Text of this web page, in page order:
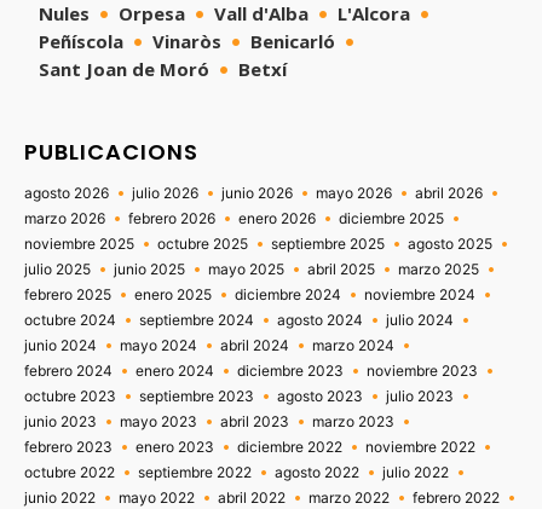
Nules
Orpesa Vall d'Alba
L'Alcora
Peñíscola
Vinaròs
Benicarló
Sant Joan de Moró
Betxí
PUBLICACIONS
agosto 2026 julio 2026 junio 2026 mayo 2026
abril 2026
marzo 2026
febrero 2026 enero 2026
diciembre 2025
noviembre 2025
octubre 2025 septiembre 2025
agosto 2025
julio 2025
junio 2025 mayo 2025 abril 2025
marzo 2025
febrero 2025
enero 2025 diciembre 2024
noviembre 2024
octubre 2024
septiembre 2024 agosto 2024
julio 2024
junio 2024
mayo 2024 abril 2024
marzo 2024
febrero 2024
enero 2024 diciembre 2023
noviembre 2023
octubre 2023
septiembre 2023 agosto 2023
julio 2023
junio 2023
mayo 2023 abril 2023
marzo 2023
febrero 2023
enero 2023 diciembre 2022
noviembre 2022
octubre 2022
septiembre 2022 agosto 2022
julio 2022
junio 2022
mayo 2022 abril 2022 marzo 2022
febrero 2022